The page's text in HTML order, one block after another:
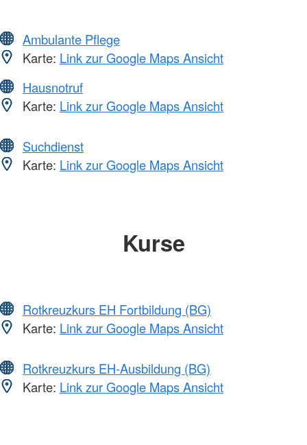
Ambulante Pflege
Karte: Link zur Google Maps Ansicht
Hausnotruf
Karte: Link zur Google Maps Ansicht
Suchdienst
Karte: Link zur Google Maps Ansicht
Kurse
Rotkreuzkurs EH Fortbildung (BG)
Karte: Link zur Google Maps Ansicht
Rotkreuzkurs EH-Ausbildung (BG)
Karte: Link zur Google Maps Ansicht